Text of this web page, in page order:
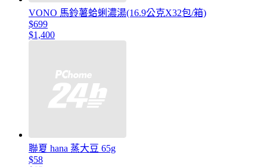
VONO 馬鈴薯蛤蜊濃湯(16.9公克X32包/箱)
$699
$1,400
聯夏 hana 蒸大豆 65g
$58